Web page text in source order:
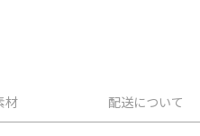
材 配送について